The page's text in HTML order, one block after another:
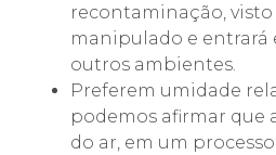
recontaminação,
manipulado e entrará
outros ambientes.
Preferem umidade
podemos afirmar que
do ar, em um